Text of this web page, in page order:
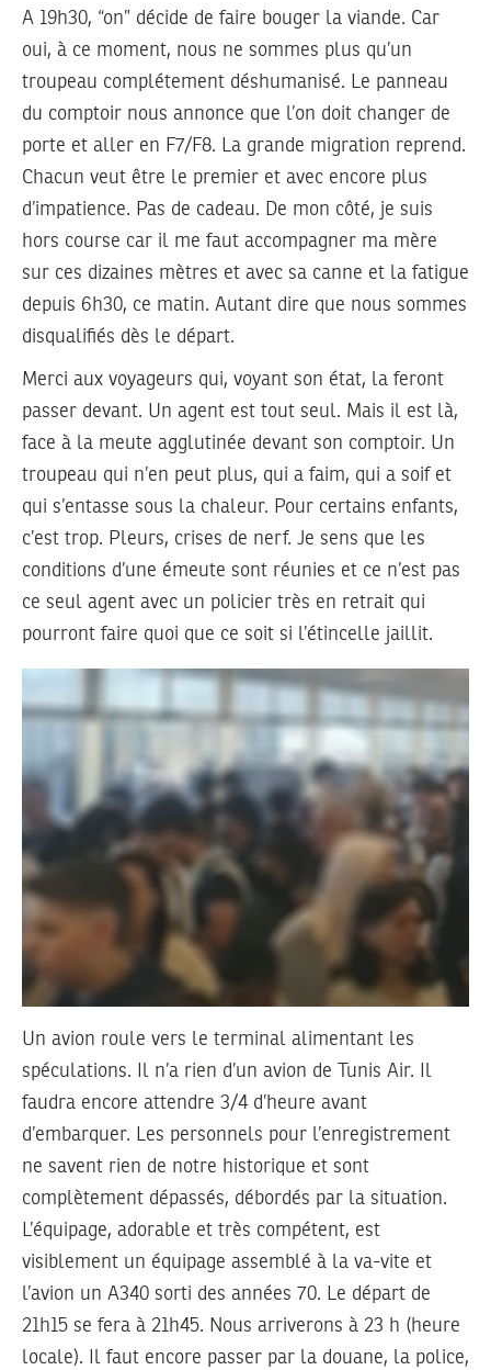
A 19h30, “on” décide de faire bouger la viande. Car
oui, à ce moment, nous ne sommes plus qu’un
troupeau complétement déshumanisé. Le panneau
du comptoir nous annonce que l’on doit changer de
porte et aller en F7/F8. La grande migration reprend.
Chacun veut être le premier et avec encore plus
d’impatience. Pas de cadeau. De mon côté, je suis
hors course car il me faut accompagner ma mère
sur ces dizaines mètres et avec sa canne et la fatigue
depuis 6h30, ce matin. Autant dire que nous sommes
disqualifiés dès le départ.
Merci aux voyageurs qui, voyant son état, la feront
passer devant. Un agent est tout seul. Mais il est là,
face à la meute agglutinée devant son comptoir. Un
troupeau qui n’en peut plus, qui a faim, qui a soif et
qui s’entasse sous la chaleur. Pour certains enfants,
c’est trop. Pleurs, crises de nerf. Je sens que les
conditions d’une émeute sont réunies et ce n’est pas
ce seul agent avec un policier très en retrait qui
pourront faire quoi que ce soit si l’étincelle jaillit.
Un avion roule vers le terminal alimentant les
spéculations. Il n’a rien d’un avion de Tunis Air. Il
faudra encore attendre 3/4 d’heure avant
d’embarquer. Les personnels pour l’enregistrement
ne savent rien de notre historique et sont
complètement dépassés, débordés par la situation.
L’équipage, adorable et très compétent, est
visiblement un équipage assemblé à la va-vite et
l’avion un A340 sorti des années 70. Le départ de
21h15 se fera à 21h45. Nous arriverons à 23 h (heure
locale). Il faut encore passer par la douane, la police,